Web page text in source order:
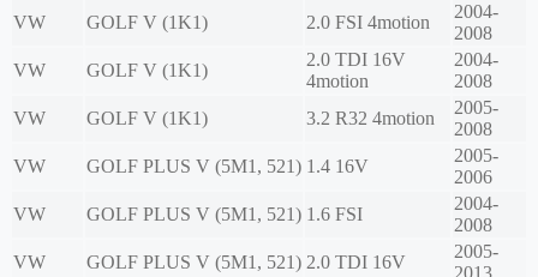
VW
GOLF V (1K1) 2.0 FSI 4motion
2004-
2008
VW
GOLF V (1K1)
2.0 TDI 16V
4motion
2004-
2008
VW
GOLF V (1K1) 3.2 R32 4motion
2005-
2008
VW
GOLF PLUS V (5M1, 521) 1.4 16V
2005-
2006
VW
GOLF PLUS V (5M1, 521) 1.6 FSI
2004-
2008
VW
GOLF PLUS V (5M1, 521) 2.0 TDI 16V
2005-